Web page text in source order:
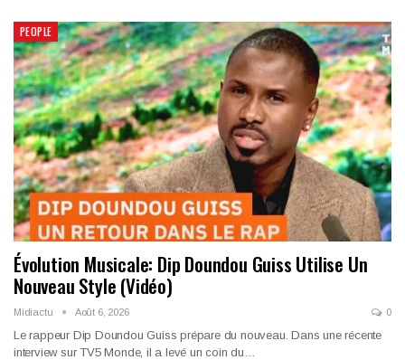
PEOPLE
Évolution Musicale: Dip Doundou Guiss Utilise Un
Nouveau Style (Vidéo)
Midiactu Août 6, 2026 0
Le rappeur Dip Doundou Guiss prépare du nouveau. Dans une récente
interview sur TV5 Monde, il a levé un coin du…